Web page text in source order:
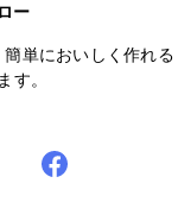
ー
簡単においしく作れる
す。